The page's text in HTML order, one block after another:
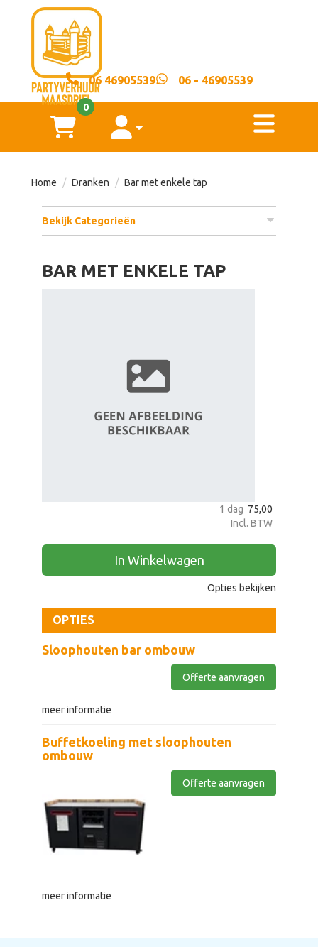
06 46905539 06 - 46905539
winkelwagen
0
account
sluiten
Home
Springkussens
Home Dranken Bar met enkele tap
Bekijk Categorieën
BAR MET ENKELE TAP
1 dag 75,00
Incl. BTW
In Winkelwagen
Opties bekijken
OPTIES
Sloophouten bar ombouw
Offerte aanvragen
meer informatie
Buffetkoeling met sloophouten
ombouw
Offerte aanvragen
meer informatie